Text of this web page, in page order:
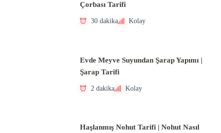
Çorbası Tarifi
30 dakika Kolay
Evde Meyve Suyundan Şarap Yapımı |
Şarap Tarifi
2 dakika Kolay
Haşlanmış Nohut Tarifi | Nohut Nasıl